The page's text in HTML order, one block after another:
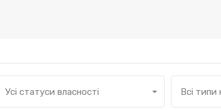
Усі статуси власності Всі типи